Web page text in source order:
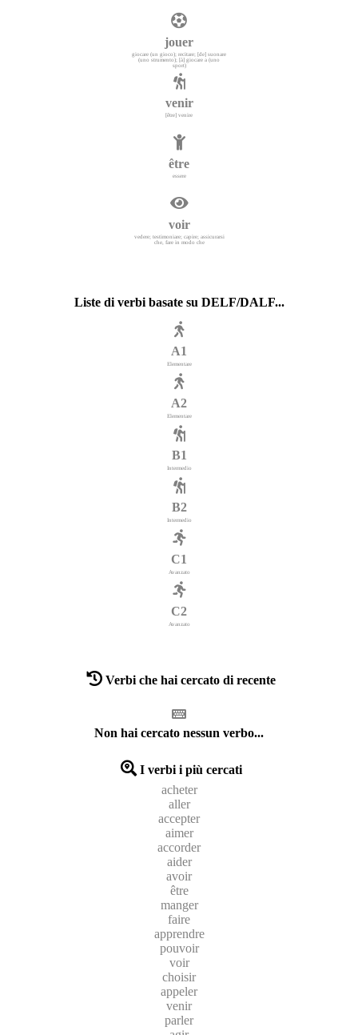
jouer
giocare (un gioco); recitare; [de] suonare
(uno strumento); [à] giocare a (uno
sport)
venir
[être] venire
être
essere
voir
vedere; testimoniare; capire; assicurarsi
che, fare in modo che
Liste di verbi basate su DELF/DALF...
A1
Elementare
A2
Elementare
B1
Intermedio
B2
Intermedio
C1
Avanzato
C2
Avanzato
Verbi che hai cercato di recente
Non hai cercato nessun verbo...
I verbi i più cercati
acheter
aller
accepter
aimer
accorder
aider
avoir
être
manger
faire
apprendre
pouvoir
voir
choisir
appeler
venir
parler